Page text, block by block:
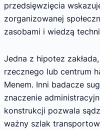
przedsięwzięcia
zorganizowanej
zasobami i wiedzą
Jedna z hipotez
rzecznego lub centrum
Menem. Inni badacze
znaczenie
konstrukcji pozwala
ważny szlak